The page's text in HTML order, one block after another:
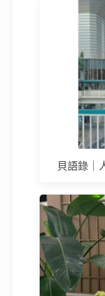
貝語錄｜